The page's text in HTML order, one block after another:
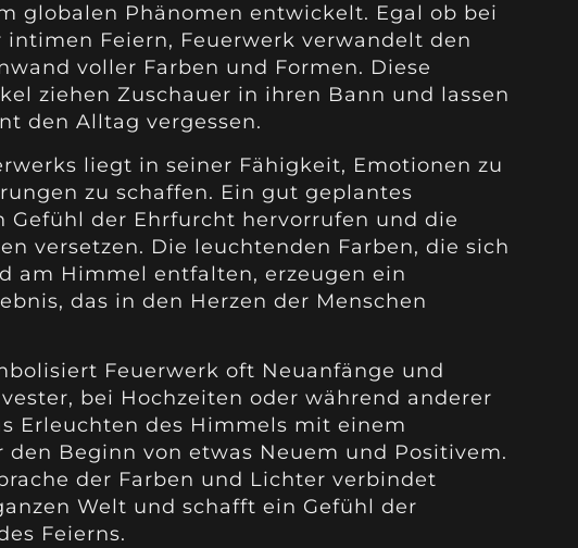
globalen Phänomen entwickelt. Egal ob bei
intimen Feiern, Feuerwerk verwandelt den
voller Farben und Formen. Diese
ziehen Zuschauer in ihren Bann und lassen
den Alltag vergessen.
liegt in seiner Fähigkeit, Emotionen zu
zu schaffen. Ein gut geplantes
Gefühl der Ehrfurcht hervorrufen und die
versetzen. Die leuchtenden Farben, die sich
am Himmel entfalten, erzeugen ein
das in den Herzen der Menschen
Feuerwerk oft Neuanfänge und
bei Hochzeiten oder während anderer
Erleuchten des Himmels mit einem
den Beginn von etwas Neuem und Positivem.
der Farben und Lichter verbindet
Welt und schafft ein Gefühl der
Feierns.